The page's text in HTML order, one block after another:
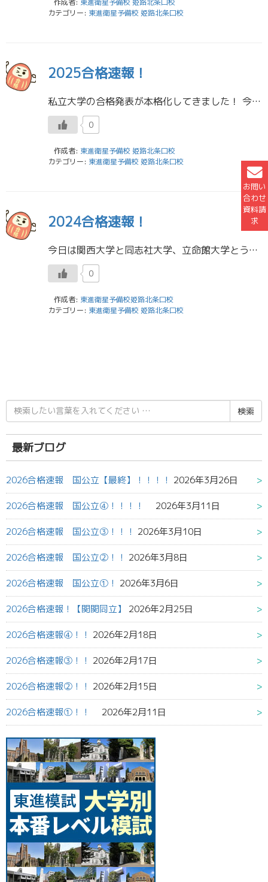
お問い
合わせ
資料請
求
カテゴリー: 東進衛星予備校 姫路北条口校
2025合格速報！
私立大学の合格発表が本格化してきました！ 今年も嬉しい報告が届いています！ 早稲田大学 政治経済学部/経済学科 合格！早稲田大学 政治経済学部/経済学科 合格！早稲田大学 人間科学部/人間情報科学科 合格！ 同志社大学 […]
0
作成者: 東進衛星予備校 姫路北条口校
カテゴリー: 東進衛星予備校 姫路北条口校
2024合格速報！
今日は関西大学と同志社大学、立命館大学とうれしい知らせが届いています！ 同志社大学 スポーツ健康科学部/スポーツ健康科学科 合格！同志社大学 生命医科学部/医工学科 合格！同志社大学 文化情報学部/文化情報学科 合格！同 […]
0
作成者: 東進衛星予備校姫路北条口校
カテゴリー: 東進衛星予備校 姫路北条口校
検
索
結
果:
最新ブログ
2026合格速報 国公立【最終】！！！！ 2026年3月26日
2026合格速報 国公立④！！！！ 2026年3月11日
2026合格速報 国公立③！！！ 2026年3月10日
2026合格速報 国公立②！！ 2026年3月8日
2026合格速報 国公立①！ 2026年3月6日
2026合格速報！【関関同立】 2026年2月25日
2026合格速報④！！ 2026年2月18日
2026合格速報③！！ 2026年2月17日
2026合格速報②！！ 2026年2月15日
2026合格速報①！！ 2026年2月11日